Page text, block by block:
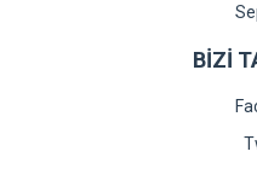
BİZİ